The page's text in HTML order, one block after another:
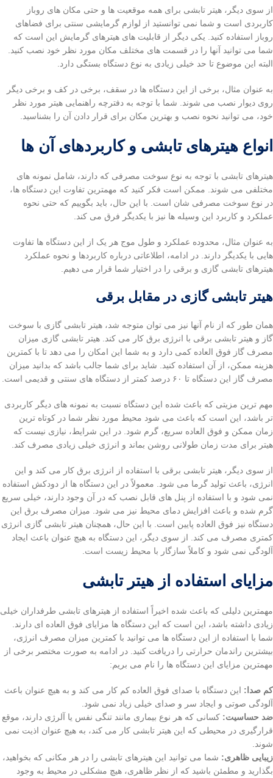
از سوی دیگر، هیتر تابشی برای همه موقعیت ها و حتی مکان های روباز
کاربردی است و شما نمی توانستید از لوازم گرمایشی سنتی برای فضاهای
روباز استفاده کنید. یکی دیگر از قابلیت های هیترهای گرمایش این است که
شما می توانید آنها را در قسمت های مختلف مکان مورد نظر خود نصب کنید.
البته این موضوع تا حد خیلی زیادی به نوع دستگاه بستگی دارد.
به عنوان مثال، برخی از این دستگاه ها در سقف، برخی در کف و برخی دیگر
روی دیوار نصب می شوند. شما با توجه به دفترچه راهنمایی هیتر مورد نظر
خود، می توانید نحوه نصب و بهترین مکان برای قرار دادن آن را بشناسید.
انواع هیترهای تابشی و کاربردهای آن ها
هیترهای تابشی با توجه به نوع سوخت مصرفی که دارند، شامل نمونه های
مختلفی می شوند. ممکن است فکر کنید که مهمترین تفاوت این دستگاه ها،
در نوع سوخت مصرفی شان است. با این حال، باید بگوییم که حتی نحوه
عملکرد و کاربرد این وسیله ها نیز با یکدیگر فرق می کند.
به عنوان مثال، محدوده عملکرد و طول موج هر یک از این دستگاه ها تفاوت
هایی با یکدیگر دارند. در ادامه، اطلاعاتی درباره کاربردها و نحوه عملکرد
هیترهای تابشی گازی و برقی را در اختیار شما قرار می دهیم.
هیتر تابشی گازی در مقابل برقی
همان طور که از نام آنها نیز می توان متوجه شد، هیتر تابشی گازی با سوخت
گاز و هیتر تابشی برقی با انرژی برق کار می کند. هیتر تابشی گازی میزان
مصرف گاز فوق العاده کمی دارد و به شما این امکان را می دهد تا با کمترین
هزینه ممکن، از آن استفاده کنید. شاید برای شما جالب باشد که بدانید میزان
مصرف گاز این دستگاه تا ۶۰ درصد کمتر از دستگاه های سنتی و قدیمی است.
مهم ترین مزیتی که باعث شده این دستگاه نسبت به نمونه های دیگر کاربردی
تر باشد، این است که باعث می شود محیط مورد نظر شما در کوتاه ترین
زمان ممکن و فوق العاده سریع، گرم شود. در این شرایط، نیازی نیست که
هیتر برای مدت زمان طولانی روشن بماند و انرژی خیلی زیادی مصرف کند.
از سوی دیگر، هیتر تابشی برقی با استفاده از انرژی برق کار می کند و این
انرژی، باعث تولید گرما می شود. معمولاً در این دستگاه ها از دودکش استفاده
نمی شود و با استفاده از پنل های قابل نصب که در آن وجود دارند، خیلی سریع
گرم شده و باعث افزایش دمای محیط نیز می شود. میزان مصرف برق این
دستگاه نیز فوق العاده پایین است. با این حال، همچنان هیتر تابشی گازی انرژی
کمتری مصرف می کند. از سوی دیگر، این دستگاه به هیچ عنوان باعث ایجاد
آلودگی نمی شود و کاملاً سازگار با محیط زیست است.
مزایای استفاده از هیتر تابشی
مهمترین دلیلی که باعث شده اخیراً استفاده از هیترهای تابشی طرفداران خیلی
زیادی داشته باشد، این است که این دستگاه ها مزایای فوق العاده ای دارند.
شما با استفاده از این دستگاه ها می توانید با کمترین میزان مصرف انرژی،
بیشترین راندمان حرارتی را دریافت کنید. در ادامه به صورت مختصر برخی از
مهمترین مزایای این دستگاه ها را نام می بریم:
کم صدا: این دستگاه با صدای فوق العاده کم کار می کند و به هیچ عنوان باعث
آلودگی صوتی و ایجاد سر و صدای خیلی زیاد نمی شود.
ضد حساسیت: کسانی که هر نوع بیماری مانند تنگی نفس یا آلرژی دارند، موقع
قرارگیری در محیطی که این هیتر تابشی کار می کند، به هیچ عنوان اذیت نمی
شوند.
زیبایی ظاهری: شما می توانید این هیترهای تابشی را در هر مکانی که بخواهید،
بگذارید و مطمئن باشید که از نظر ظاهری، هیچ مشکلی در محیط به وجود